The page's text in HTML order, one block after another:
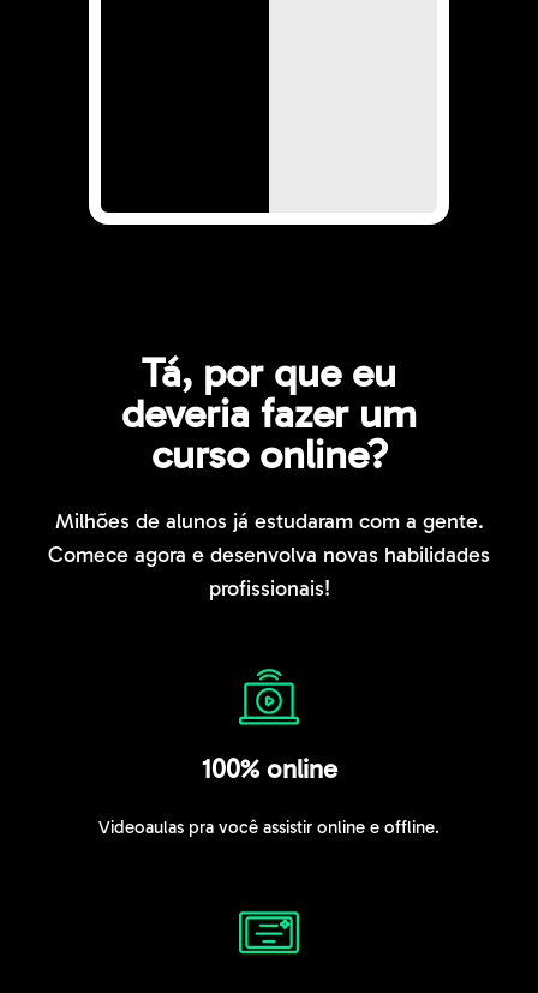
Tá, por que eu
deveria fazer um
curso online?
Milhões de alunos já estudaram com a gente.
Comece agora e desenvolva novas habilidades
profissionais!
100% online
Videoaulas pra você assistir online e offline.